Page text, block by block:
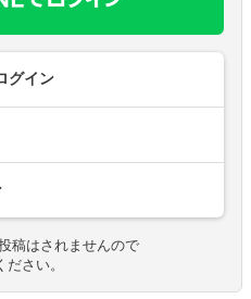
グイン
稿はされませんので
ださい。